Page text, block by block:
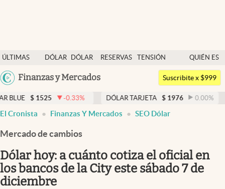
ÚLTIMAS
NOTICIAS
DÓLAR
DÓLAR
RESERVAS
TENSIÓN
GEOPOLÍTICA
QUIÉN ES
QUIÉN
Argentina
Uruguay
Finanzas y Mercados
Dólar
Members
Economía y Política
Finanzas y Mercados
Mercados Online
Negocios
Columnistas
Suscribite x $999
-0.33% DÓLAR TARJETA $ 1976 0.00% DÓLAR
El Cronista Finanzas Y Mercados SEO Dólar
Mercado de cambios
Dólar hoy: a cuánto cotiza el oficial en
los bancos de la City este sábado 7 de
diciembre